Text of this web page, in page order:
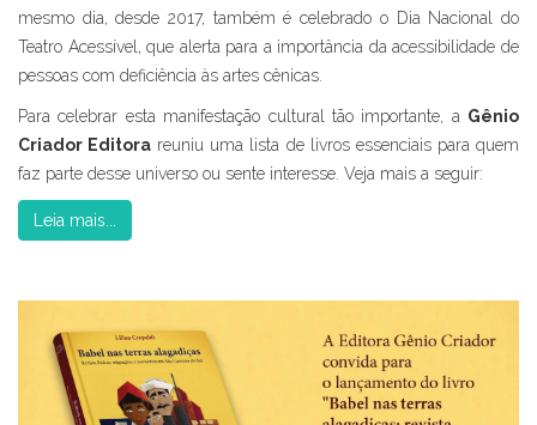
mesmo dia, desde 2017, também é celebrado o Dia Nacional do
Teatro Acessível, que alerta para a importância da acessibilidade de
pessoas com deficiência às artes cênicas.
Para celebrar esta manifestação cultural tão importante, a Gênio
Criador Editora reuniu uma lista de livros essenciais para quem
faz parte desse universo ou sente interesse. Veja mais a seguir:
Leia mais...